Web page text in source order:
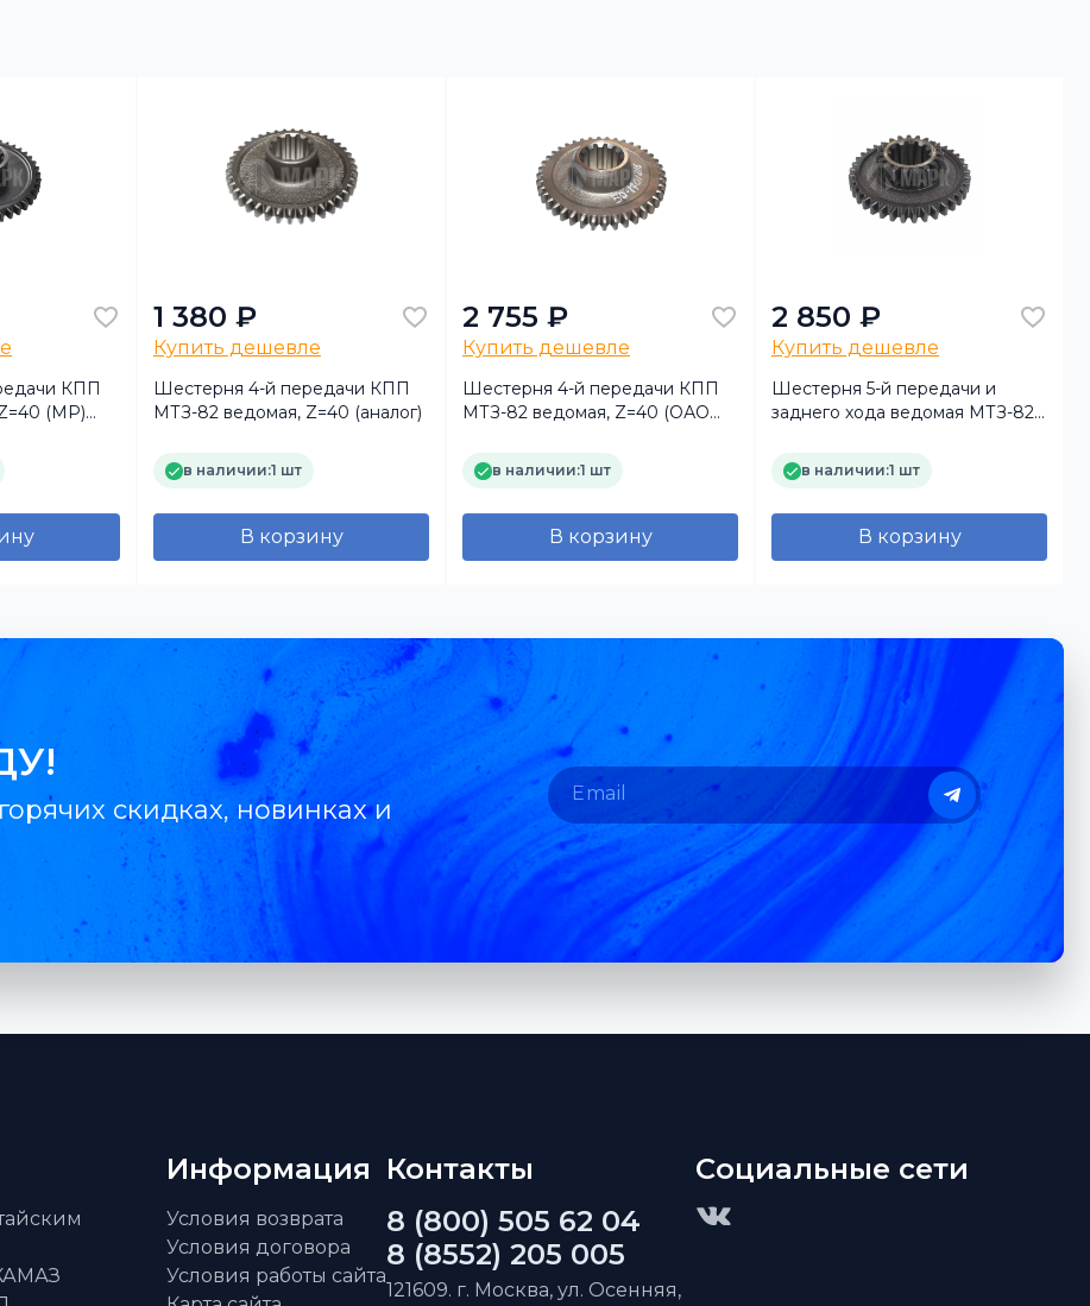
КПП
(MP)
1 380 ₽
Купить дешевле
Шестерня 4-й передачи КПП
МТЗ-82 ведомая, Z=40 (аналог)
в наличии:1 шт
В корзину
2 755 ₽
Купить дешевле
Шестерня 4-й передачи КПП
МТЗ-82 ведомая, Z=40 (ОАО
в наличии:1 шт
В корзину
2 850 ₽
Купить дешевле
Шестерня 5-й передачи и
заднего хода ведомая МТЗ-82
в наличии:1 шт
В корзину
скидках, новинках и
Информация
Условия возврата
Условия договора
Условия работы сайта
Контакты
8 (800) 505 62 04
8 (8552) 205 005
121609. г. Москва, ул. Осенняя,
Социальные сети